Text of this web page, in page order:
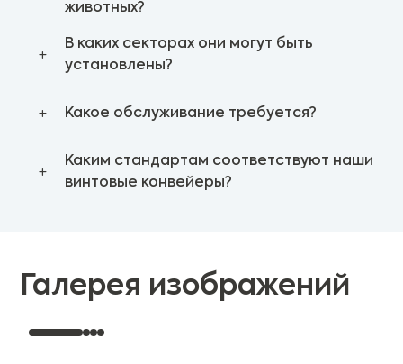
животных?
В каких секторах они могут быть
установлены?
Какое обслуживание требуется?
Каким стандартам соответствуют наши
винтовые конвейеры?
Галерея изображений